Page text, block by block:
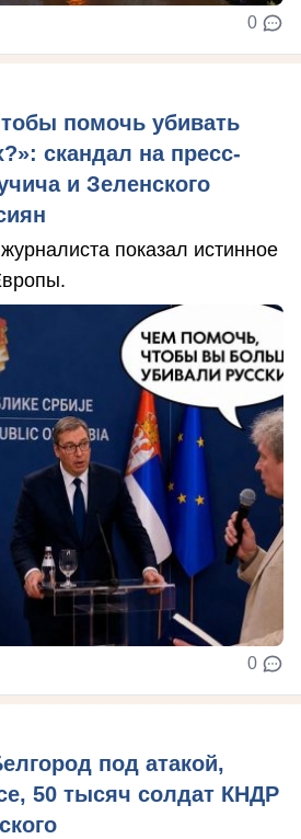
0
помочь убивать
скандал на пресс-
и Зеленского
показал истинное
0
под атакой,
50 тысяч солдат КНДР